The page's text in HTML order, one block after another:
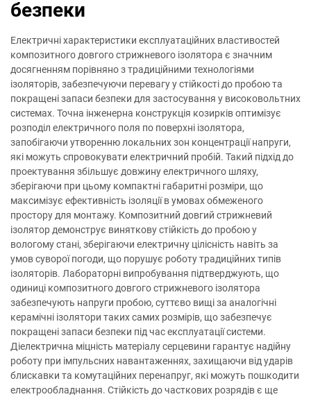
безпеки
Електричні характеристики експлуатаційних властивостей
композитного довгого стрижневого ізолятора є значним
досягненням порівняно з традиційними технологіями
ізоляторів, забезпечуючи перевагу у стійкості до пробою та
покращені запаси безпеки для застосування у високовольтних
системах. Точна інженерна конструкція козирків оптимізує
розподіл електричного поля по поверхні ізолятора,
запобігаючи утворенню локальних зон концентрації напруги,
які можуть спровокувати електричний пробій. Такий підхід до
проектування збільшує довжину електричного шляху,
зберігаючи при цьому компактні габаритні розміри, що
максимізує ефективність ізоляції в умовах обмеженого
простору для монтажу. Композитний довгий стрижневий
ізолятор демонструє виняткову стійкість до пробою у
вологому стані, зберігаючи електричну цілісність навіть за
умов суворої погоди, що порушує роботу традиційних типів
ізоляторів. Лабораторні випробування підтверджують, що
одиниці композитного довгого стрижневого ізолятора
забезпечують напруги пробою, суттєво вищі за аналогічні
керамічні ізолятори таких самих розмірів, що забезпечує
покращені запаси безпеки під час експлуатації системи.
Діелектрична міцність матеріалу серцевини гарантує надійну
роботу при імпульсних навантаженнях, захищаючи від ударів
блискавки та комутаційних перенапруг, які можуть пошкодити
електрообладнання. Стійкість до часткових розрядів є ще